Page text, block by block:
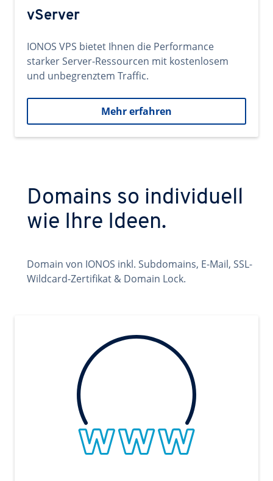
vServer
IONOS VPS bietet Ihnen die Performance
starker Server-Ressourcen mit kostenlosem
und unbegrenztem Traffic.
Mehr erfahren
Domains so individuell
wie Ihre Ideen.
Domain von IONOS inkl. Subdomains, E-Mail, SSL-
Wildcard-Zertifikat & Domain Lock.